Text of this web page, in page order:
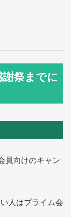
謝祭までに
員向けのキャン
人はプライム会